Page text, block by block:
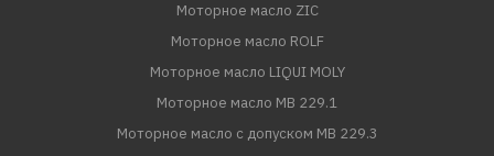
Моторное масло ZIC
Моторное масло ROLF
Моторное масло LIQUI MOLY
Моторное масло MB 229.1
Моторное масло с допуском MB 229.3